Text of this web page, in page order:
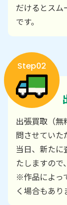
だけるとスム
です。
Step02
出張買取（無
問させていた
当日、新たに
たしますので
※作品によっ
く場合もあり